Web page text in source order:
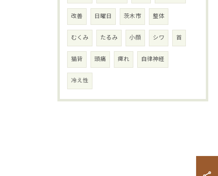
改善 日曜日 茨木市 整体
むくみ たるみ 小顔 シワ 首
猫背 頭痛 痺れ 自律神経
冷え性